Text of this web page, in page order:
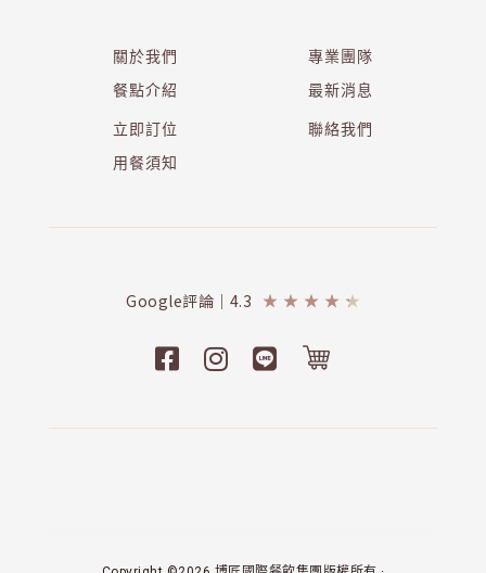
關於我們
餐點介紹
專業團隊
最新消息
立即訂位
用餐須知
聯絡我們
Google評論｜4.3 ★ ★ ★ ★ ★